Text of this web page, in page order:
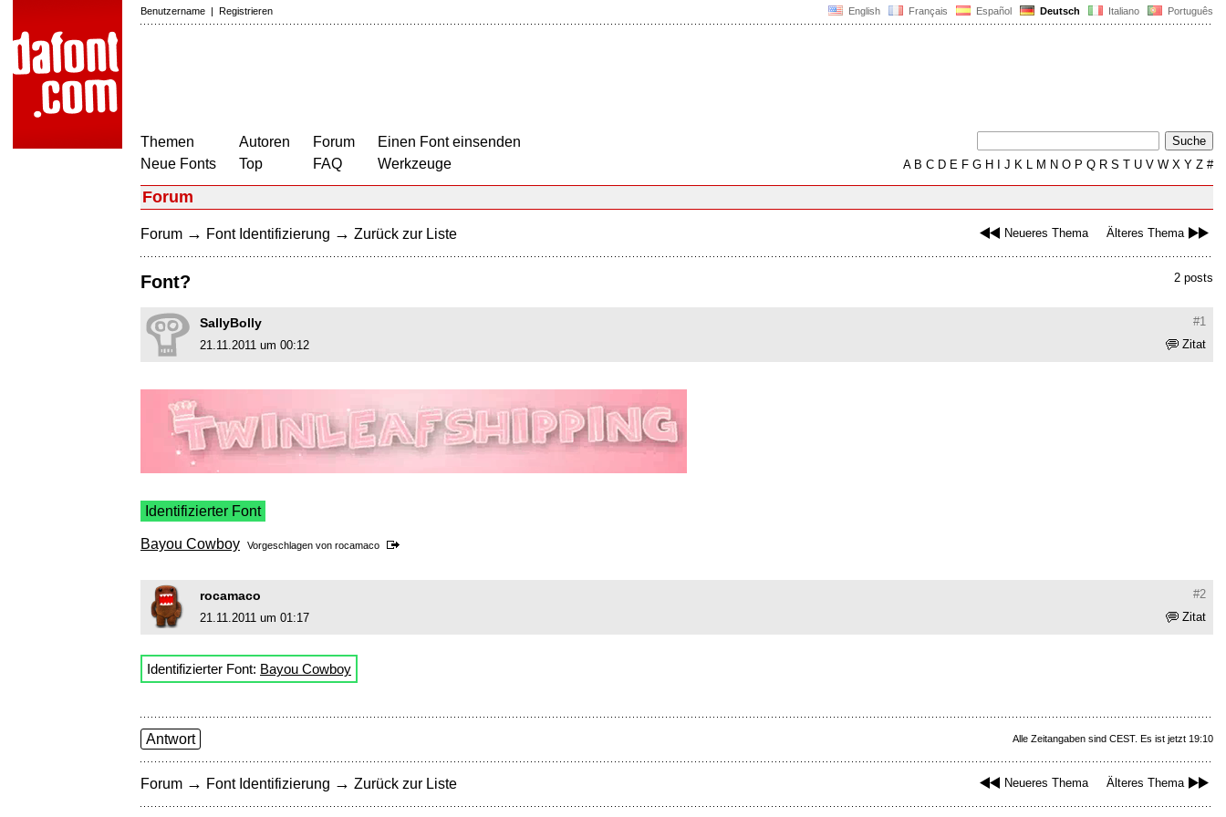
English Français Español Deutsch Italiano Português
Benutzername | Registrieren
Themen
Neue Fonts
Autoren
Top
Forum
FAQ
Einen Font einsenden
Werkzeuge
AB C D E F G H J K L M N O P Q R S T U V W X Y Z #
Forum
Neueres Thema Älteres Thema
Forum → Font Identifizierung → Zurück zur Liste
2 posts
Font?
#1
SallyBolly
Zitat
21.11.2011 um 00:12
Identifizierter Font
Bayou Cowboy Vorgeschlagen von rocamaco
#2
rocamaco
Zitat
21.11.2011 um 01:17
Identifizierter Font: Bayou Cowboy
Alle Zeitangaben sind CEST. Es ist jetzt 19:10
Antwort
Neueres Thema Älteres Thema
Forum → Font Identifizierung → Zurück zur Liste